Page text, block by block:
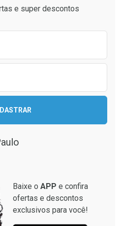
Comprar sem Desconto
Comprar sem Desconto
e super descontos
Baixe o APP e confira
ofertas e descontos
exclusivos para você!